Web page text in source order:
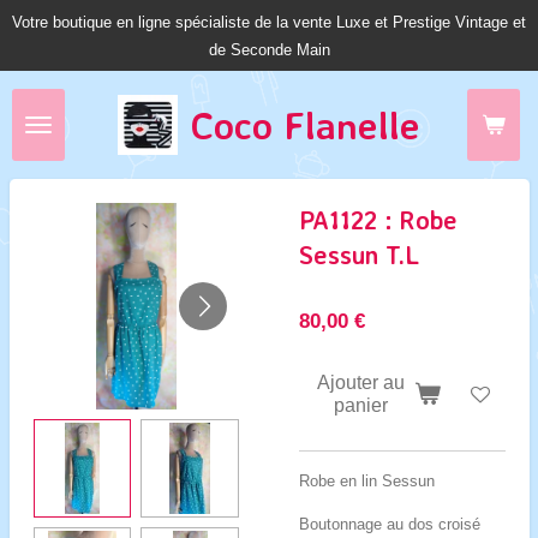
Passer
Coco Flanelle
Votre boutique en ligne spécialiste de la vente Luxe et Prestige Vintage et
de Seconde Main
PA1122 : Robe
Sessun T.L
80,00 €
Ajouter au
panier
Robe en lin Sessun
Boutonnage au dos croisé